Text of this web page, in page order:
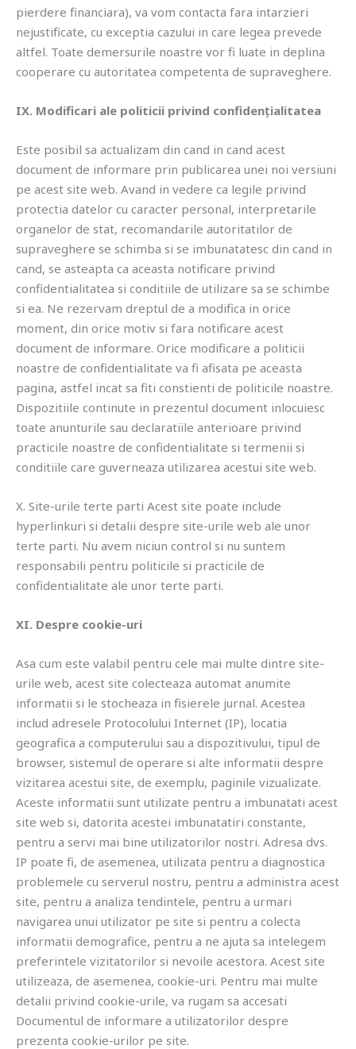
pierdere financiara), va vom contacta fara intarzieri
nejustificate, cu exceptia cazului in care legea prevede
altfel. Toate demersurile noastre vor fi luate in deplina
cooperare cu autoritatea competenta de supraveghere.
IX. Modificari ale politicii privind confidențialitatea
Este posibil sa actualizam din cand in cand acest
document de informare prin publicarea unei noi versiuni
pe acest site web. Avand in vedere ca legile privind
protectia datelor cu caracter personal, interpretarile
organelor de stat, recomandarile autoritatilor de
supraveghere se schimba si se imbunatatesc din cand in
cand, se asteapta ca aceasta notificare privind
confidentialitatea si conditiile de utilizare sa se schimbe
si ea. Ne rezervam dreptul de a modifica in orice
moment, din orice motiv si fara notificare acest
document de informare. Orice modificare a politicii
noastre de confidentialitate va fi afisata pe aceasta
pagina, astfel incat sa fiti constienti de politicile noastre.
Dispozitiile continute in prezentul document inlocuiesc
toate anunturile sau declaratiile anterioare privind
practicile noastre de confidentialitate si termenii si
conditiile care guverneaza utilizarea acestui site web.
X. Site-urile terte parti Acest site poate include
hyperlinkuri si detalii despre site-urile web ale unor
terte parti. Nu avem niciun control si nu suntem
responsabili pentru politicile si practicile de
confidentialitate ale unor terte parti.
XI. Despre cookie-uri
Asa cum este valabil pentru cele mai multe dintre site-
urile web, acest site colecteaza automat anumite
informatii si le stocheaza in fisierele jurnal. Acestea
includ adresele Protocolului Internet (IP), locatia
geografica a computerului sau a dispozitivului, tipul de
browser, sistemul de operare si alte informatii despre
vizitarea acestui site, de exemplu, paginile vizualizate.
Aceste informatii sunt utilizate pentru a imbunatati acest
site web si, datorita acestei imbunatatiri constante,
pentru a servi mai bine utilizatorilor nostri. Adresa dvs.
IP poate fi, de asemenea, utilizata pentru a diagnostica
problemele cu serverul nostru, pentru a administra acest
site, pentru a analiza tendintele, pentru a urmari
navigarea unui utilizator pe site si pentru a colecta
informatii demografice, pentru a ne ajuta sa intelegem
preferintele vizitatorilor si nevoile acestora. Acest site
utilizeaza, de asemenea, cookie-uri. Pentru mai multe
detalii privind cookie-urile, va rugam sa accesati
Documentul de informare a utilizatorilor despre
prezenta cookie-urilor pe site.